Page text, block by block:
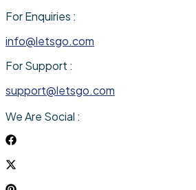
For Enquiries :
info@letsgo.com
For Support :
support@letsgo.com
We Are Social :